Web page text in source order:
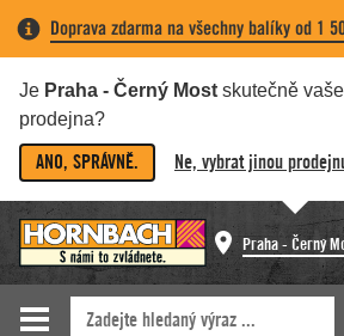
Doprava zdarma na všechny balíky od 1
Je Praha - Černý Most skutečně vaše
prodejna?
ANO, SPRÁVNĚ. Ne, vybrat jinou
Praha - Černý